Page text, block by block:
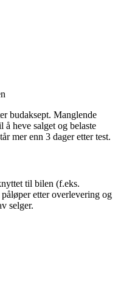
budaksept. Manglende
heve salget og belaste
mer enn 3 dager etter test.
til bilen (f.eks.
etter overlevering og
selger.